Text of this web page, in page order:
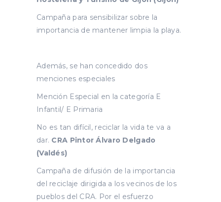
Campaña para sensibilizar sobre la
importancia de mantener limpia la playa.
Además, se han concedido dos
menciones especiales
Mención Especial en la categoría E
Infantil/ E Primaria
No es tan difícil, reciclar la vida te va a
dar. CRA Pintor Álvaro Delgado
(Valdés)
Campaña de difusión de la importancia
del reciclaje dirigida a los vecinos de los
pueblos del CRA. Por el esfuerzo